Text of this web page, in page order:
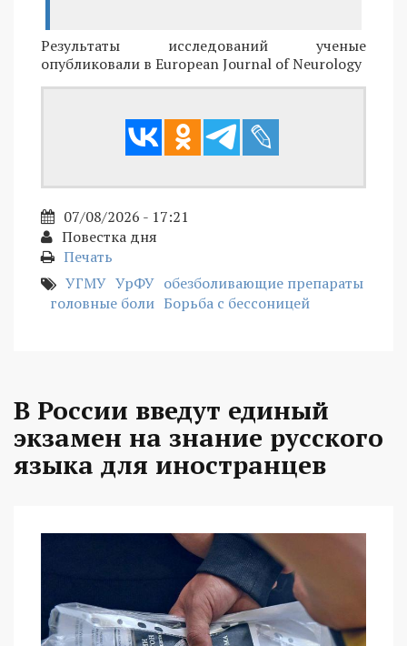
Результаты исследований ученые
опубликовали в European Journal of Neurology
07/08/2026 - 17:21
Повестка дня
Печать
УГМУ УрФУ обезболивающие препараты
головные боли Борьба с бессоницей
В России введут единый
экзамен на знание русского
языка для иностранцев